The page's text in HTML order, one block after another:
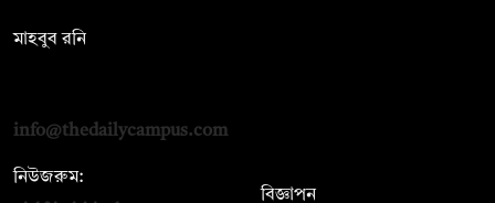
মাহবুব রনি
info@thedailycampus.com
নিউজরুম:
বিজ্ঞাপন